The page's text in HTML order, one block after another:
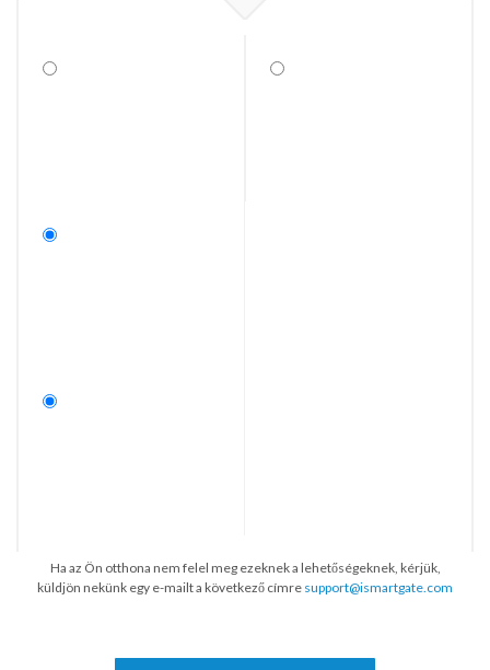
Ha az Ön otthona nem felel meg ezeknek a lehetőségeknek, kérjük,
küldjön nekünk egy e-mailt a következő címre support@ismartgate.com